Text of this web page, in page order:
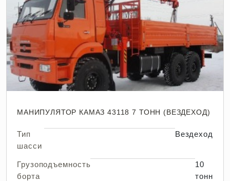
МАНИПУЛЯТОР КАМАЗ 43118 7 ТОНН (ВЕЗДЕХОД)
Тип
шасси
Вездеход
Грузоподъемность
борта
10
тонн